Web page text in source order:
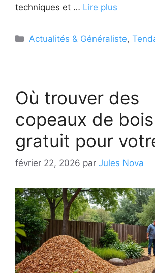
techniques et … Lire plus
Catégories
Actualités & Généraliste,
Où trouver des
copeaux de bois
gratuit pour
février 22, 2026 par Jules Nova